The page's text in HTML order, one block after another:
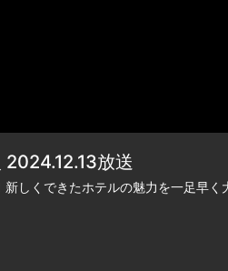
放送
しくできたホテルの魅力を一足早く